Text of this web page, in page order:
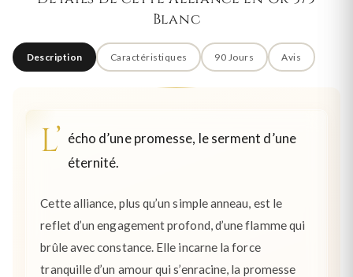
Blanc
Description Caractéristiques 90 Jours Avis
L’ écho d’une promesse, le serment d’une
éternité.
Cette alliance, plus qu’un simple anneau, est le
reflet d’un engagement profond, d’une flamme qui
brûle avec constance. Elle incarne la force
tranquille d’un amour qui s’enracine, la promesse